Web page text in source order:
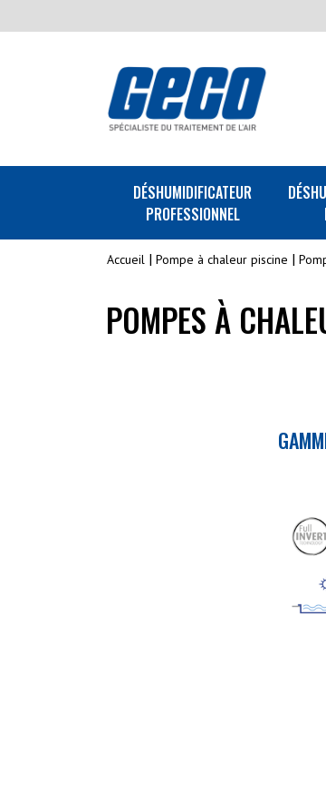
DÉSHUMIDIFICATEUR
PROFESSIONNEL
Accueil Pompe à chaleur piscine
POMPES À